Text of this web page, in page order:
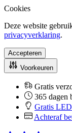
Cookies
Deze website
privacyverklaring.
Accepteren
Voorkeuren
Gratis
365 dagen
Gratis
Achteraf